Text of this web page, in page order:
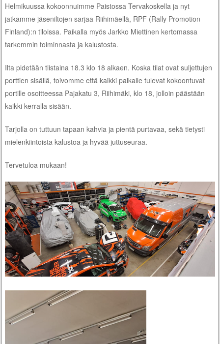
Helmikuussa kokoonnuimme Paistossa Tervakoskella ja nyt
jatkamme jäseniltojen sarjaa Riihimäellä, RPF (Rally Promotion
Finland):n tiloissa. Paikalla myös Jarkko Miettinen kertomassa
tarkemmin toiminnasta ja kalustosta.
Ilta pidetään tiistaina 18.3 klo 18 alkaen. Koska tilat ovat suljettujen
porttien sisällä, toivomme että kaikki paikalle tulevat kokoontuvat
portille osoitteessa Pajakatu 3, Riihimäki, klo 18, jolloin päästään
kaikki kerralla sisään.
Tarjolla on tuttuun tapaan kahvia ja pientä purtavaa, sekä tietysti
mielenkiintoista kalustoa ja hyvää juttuseuraa.
Tervetuloa mukaan!